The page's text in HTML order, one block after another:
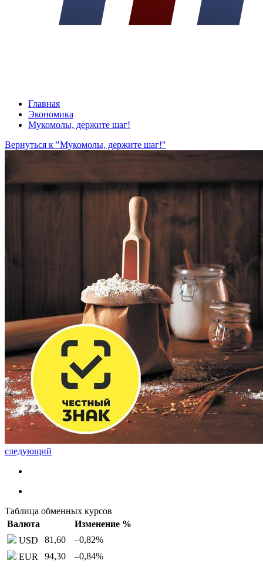
Главная
Экономика
Мукомолы, держите шаг!
Вернуться к "Мукомолы, держите шаг!"
следующий
Таблица обменных курсов
Валюта
Изменение %
USD
81,60 –0,82%
EUR
94,30 –0,84%